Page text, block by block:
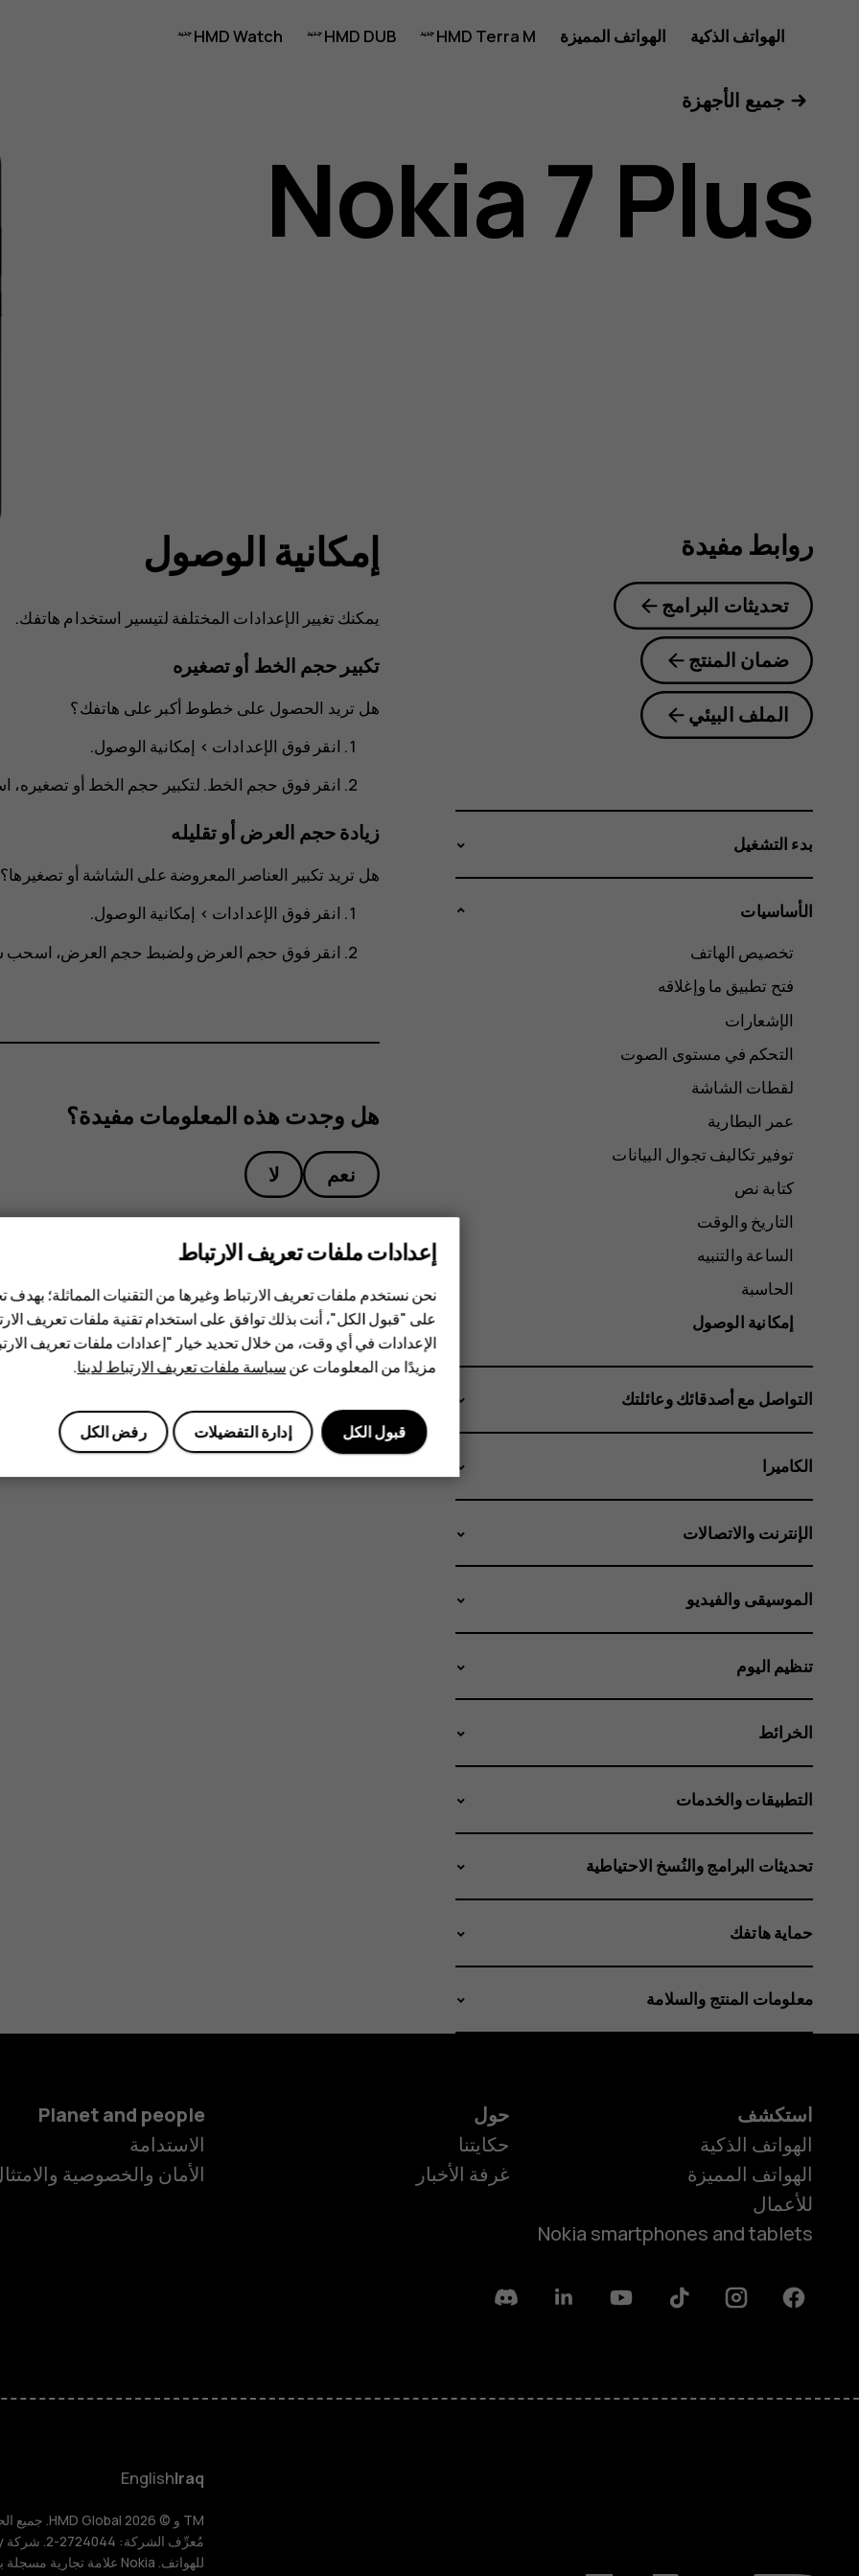
Nokia
7
Plus
الهواتف الذكية الهواتف المميزة HMD Terra M
HMD DUB
HMD Watch
Terra M
HMD DUB
HMD Watch
جميع الأجهزة
Nokia 7 Plus
إمكانية الوصول
يمكنك تغيير الإعدادات المختلفة لتيسير استخدام هاتفك.
تكبير حجم الخط أو تصغيره
هل تريد الحصول على خطوط أكبر على هاتفك؟
انقر فوق الإعدادات > إمكانية الوصول.
انقر فوق حجم الخط. لتكبير حجم الخط أو
زيادة حجم العرض أو تقليله
هل تريد تكبير العناصر المعروضة على الشاشة أو تصغيرها؟
انقر فوق الإعدادات > إمكانية الوصول.
انقر فوق حجم العرض ولضبط حجم العرض، اسحب
هل وجدت هذه المعلومات مفيدة؟
نعم لا
روابط مفيدة
تحديثات البرامج
ضمان المنتج
الملف البيئي
بدء التشغيل
الأساسيات
تخصيص الهاتف
فتح تطبيق ما وإغلاقه
الإشعارات
التحكم في مستوى الصوت
لقطات الشاشة
عمر البطارية
توفير تكاليف تجوال البيانات
كتابة نص
التاريخ والوقت
الساعة والتنبيه
الحاسبة
إمكانية الوصول
التواصل مع أصدقائك وعائلتك
الكاميرا
الإنترنت والاتصالات
الموسيقى والفيديو
تنظيم اليوم
الخرائط
التطبيقات والخدمات
تحديثات البرامج والنُسخ الاحتياطية
حماية هاتفك
معلومات المنتج والسلامة
استكشف
الهواتف الذكية
الهواتف المميزة
للأعمال
Nokia smartphones and tablets
حول
حكايتنا
غرفة الأخبار
Planet and people
الاستدامة
الأمان والخصوصية
Facebook
Instagram
Tiktok
Youtube
Linkedin
Discord
Iraq
English
للهواتف. Nokia علامة تجارية مسجلة باسم شركة Nokia Corporation.
إعدادات ملفات تعريف الارتباط
نحن نستخدم ملفات تعريف الارتباط وغيرها من التقنيات المماثلة؛
على "قبول الكل"، أنت بذلك توافق على استخدام تقنية ملفات تعريف
الإعدادات في أي وقت، من خلال تحديد خيار "إعدادات ملفات تعريف
مزيدًا من المعلومات عنسياسة ملفات تعريف الارتباط لدينا.
رفض الكل إدارة التفضيلات قبول الكل